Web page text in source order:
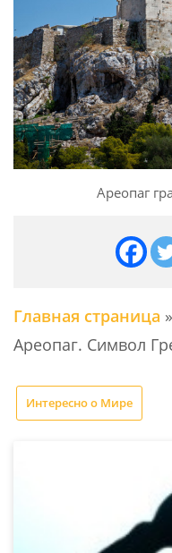
Ареопаг
Главная страница »
Ареопаг. Символ
Интересно о Мире